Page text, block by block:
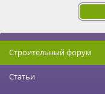
Строительный форум
Статьи